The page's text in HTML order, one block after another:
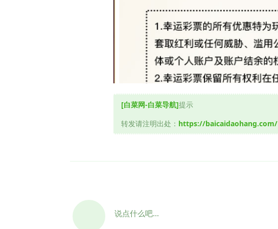
[白菜网-白菜导航]提示
转发请注明出处： https://baicaidaohang.com/
说点什么吧...